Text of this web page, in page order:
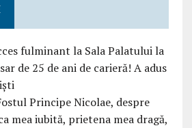
fulminant la Sala Palatului la
de 25 de ani de carieră! A adus
Principe Nicolae, despre
mea iubită, prietena mea dragă,